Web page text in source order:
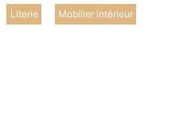
Literie Mobilier intérieur